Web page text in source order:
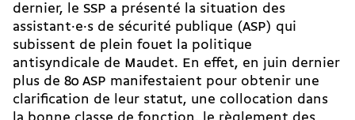
dernier, le SSP a présenté la situation des
assistant·e·s de sécurité publique (ASP) qui
subissent de plein fouet la politique
antisyndicale de Maudet. En effet, en juin dernier
plus de 80 ASP manifestaient pour obtenir une
clarification de leur statut, une collocation dans